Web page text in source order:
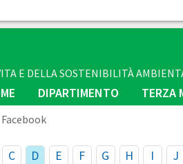
E DELLA SOSTENIBILITÀ
DIPARTIMENTO TERZA
Facebook
C D E F G H I J